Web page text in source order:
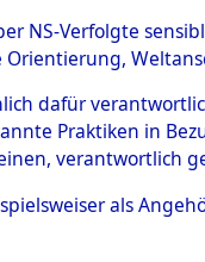
NS-Verfolgte
dafür
Praktiken in
verantwortlich
als